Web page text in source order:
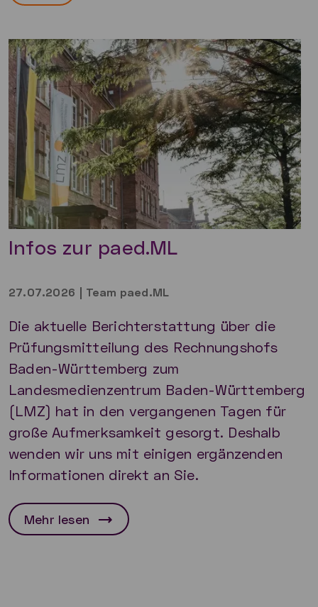
Infos zur paed.ML
27.07.2026 Team paed.ML
Die aktuelle Berichterstattung über die
Prüfungsmitteilung des Rechnungshofs
Baden-Württemberg zum
Landesmedienzentrum Baden-Württemberg
(LMZ) hat in den vergangenen Tagen für
große Aufmerksamkeit gesorgt. Deshalb
wenden wir uns mit einigen ergänzenden
Informationen direkt an Sie.
Mehr lesen